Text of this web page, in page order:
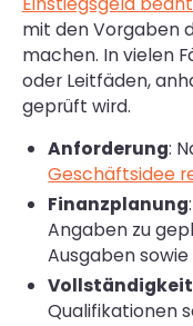
mit den Vorgaben
machen. In vielen
oder Leitfäden,
geprüft wird.
Anforderung:
Geschäftsidee
Finanzplanung
Angaben zu
Ausgaben
Vollständigkeit
Qualifikationen